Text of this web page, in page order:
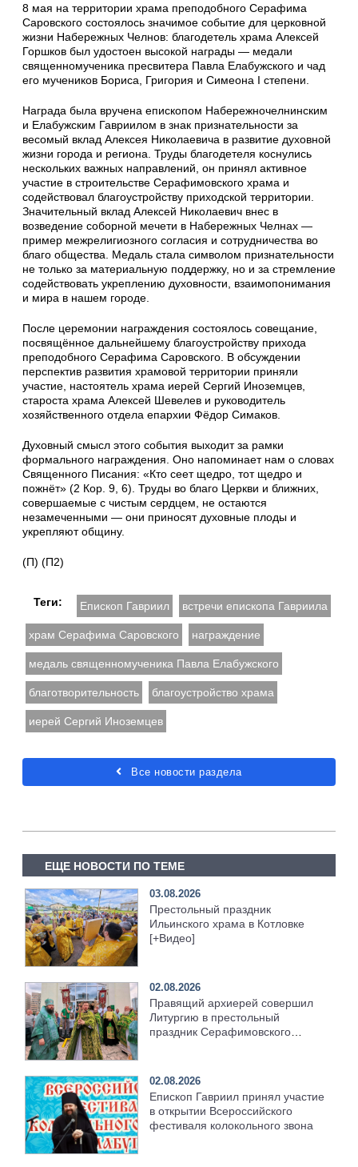
8 мая на территории храма преподобного Серафима
Саровского состоялось значимое событие для церковной
жизни Набережных Челнов: благодетель храма Алексей
Горшков был удостоен высокой награды — медали
священномученика пресвитера Павла Елабужского и чад
его мучеников Бориса, Григория и Симеона I степени.
Награда была вручена епископом Набережночелнинским
и Елабужским Гавриилом в знак признательности за
весомый вклад Алексея Николаевича в развитие духовной
жизни города и региона. Труды благодетеля коснулись
нескольких важных направлений, он принял активное
участие в строительстве Серафимовского храма и
содействовал благоустройству приходской территории.
Значительный вклад Алексей Николаевич внес в
возведение соборной мечети в Набережных Челнах —
пример межрелигиозного согласия и сотрудничества во
благо общества. Медаль стала символом признательности
не только за материальную поддержку, но и за стремление
содействовать укреплению духовности, взаимопонимания
и мира в нашем городе.
После церемонии награждения состоялось совещание,
посвящённое дальнейшему благоустройству прихода
преподобного Серафима Саровского. В обсуждении
перспектив развития храмовой территории приняли
участие, настоятель храма иерей Сергий Иноземцев,
староста храма Алексей Шевелев и руководитель
хозяйственного отдела епархии Фёдор Симаков.
Духовный смысл этого события выходит за рамки
формального награждения. Оно напоминает нам о словах
Священного Писания: «Кто сеет щедро, тот щедро и
пожнёт» (2 Кор. 9, 6). Труды во благо Церкви и ближних,
совершаемые с чистым сердцем, не остаются
незамеченными — они приносят духовные плоды и
укрепляют общину.
(П) (П2)
Теги: Епископ Гавриил встречи епископа Гавриила
храм Серафима Саровского награждение
медаль священномученика Павла Елабужского
благотворительность благоустройство храма
иерей Сергий Иноземцев
Все новости раздела
ЕЩЕ НОВОСТИ ПО ТЕМЕ
03.08.2026
Престольный праздник
Ильинского храма в Котловке
[+Видео]
02.08.2026
Правящий архиерей совершил
Литургию в престольный
праздник Серафимовского
02.08.2026
Епископ Гавриил принял участие
в открытии Всероссийского
фестиваля колокольного звона